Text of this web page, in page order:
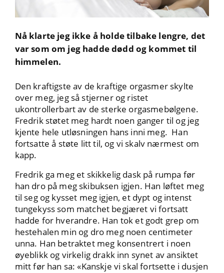
Nå klarte jeg ikke å holde tilbake lengre, det
var som om jeg hadde dødd og kommet til
himmelen.
Den kraftigste av de kraftige orgasmer skylte
over meg, jeg så stjerner og ristet
ukontrollerbart av de sterke orgasmebølgene.
Fredrik støtet meg hardt noen ganger til og jeg
kjente hele utløsningen hans inni meg. Han
fortsatte å støte litt til, og vi skalv nærmest om
kapp.
Fredrik ga meg et skikkelig dask på rumpa før
han dro på meg skibuksen igjen. Han løftet meg
til seg og kysset meg igjen, et dypt og intenst
tungekyss som matchet begjæret vi fortsatt
hadde for hverandre. Han tok et godt grep om
hestehalen min og dro meg noen centimeter
unna. Han betraktet meg konsentrert i noen
øyeblikk og virkelig drakk inn synet av ansiktet
mitt før han sa: «Kanskje vi skal fortsette i dusjen